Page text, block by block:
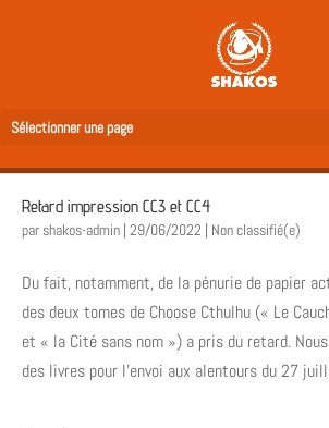
Sélectionner une page
Retard impression CC3 et CC4
par shakos-admin | 29/06/2022 | Non classifié(e)
Du fait, notamment, de la pénurie de papier
des deux tomes de Choose Cthulhu (« Le
et « la Cité sans nom ») a pris du retard.
des livres pour l’envoi aux alentours du 27